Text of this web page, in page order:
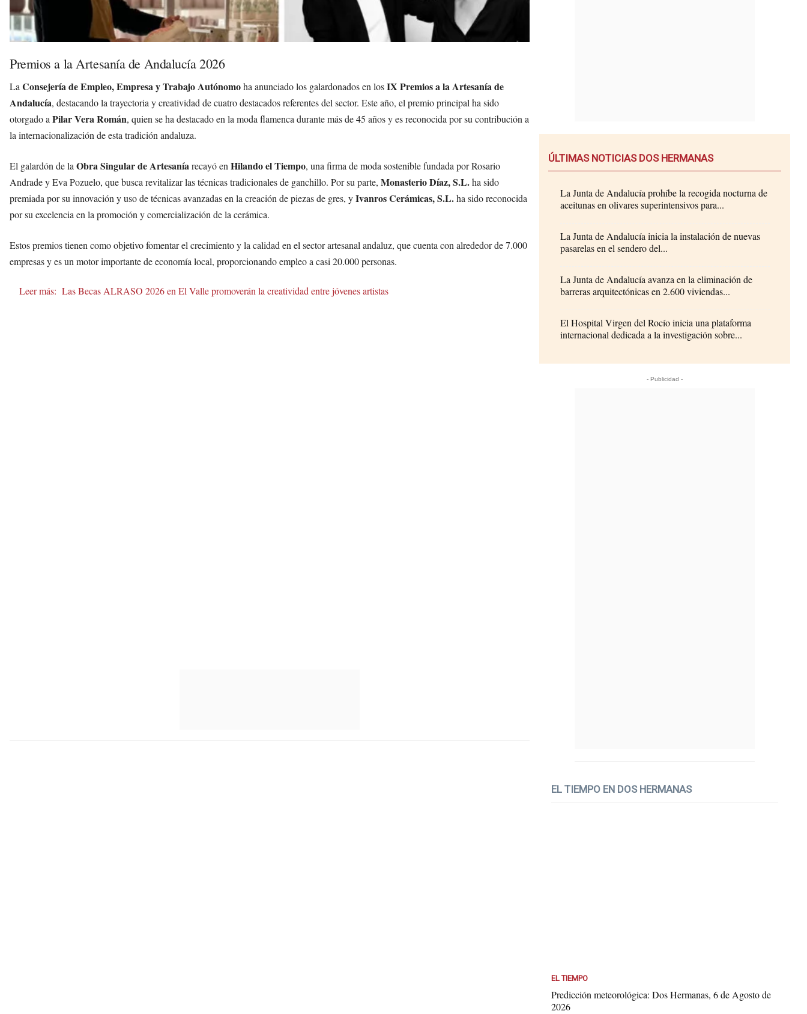
Premios a la Artesanía de Andalucía 2026
LaConsejería de Empleo, Empresa y Trabajo Autónomoha anunciado los galardonados en losIX Premios a la Artesanía de
Andalucía, destacando la trayectoria y creatividad de cuatro destacados referentes del sector. Este año, el premio principal ha sido
otorgado aPilar Vera Román, quien se ha destacado en la moda flamenca durante más de 45 años y es reconocida por su contribución a
la internacionalización de esta tradición andaluza.
El galardón de laObra Singular de Artesaníarecayó enHilando el Tiempo, una firma de moda sostenible fundada por Rosario
Andrade y Eva Pozuelo, que busca revitalizar las técnicas tradicionales de ganchillo. Por su parte, Monasterio Díaz, S.L.ha sido
premiada por su innovación y uso de técnicas avanzadas en la creación de piezas de gres, yIvanros Cerámicas, S.L.ha sido reconocida
por su excelencia en la promoción y comercialización de la cerámica.
Estos premios tienen como objetivo fomentar el crecimiento y la calidad en el sector artesanal andaluz, que cuenta con alrededor de 7.000
empresas y es un motor importante de economía local, proporcionando empleo a casi 20.000 personas.
Leer más: Las Becas ALRASO 2026 en El Valle promoverán la creatividad entre jóvenes artistas
ÚLTIMAS NOTICIAS DOS HERMANAS
La Junta de Andalucía prohíbe la recogida nocturna de
aceitunas en olivares superintensivos para...
La Junta de Andalucía inicia la instalación de nuevas
pasarelas en el sendero del...
La Junta de Andalucía avanza en la eliminación de
barreras arquitectónicas en 2.600 viviendas...
El Hospital Virgen del Rocío inicia una plataforma
internacional dedicada a la investigación sobre...
- Publicidad -
EL TIEMPO EN DOS HERMANAS
EL TIEMPO
Predicción meteorológica: Dos Hermanas, 6 de Agosto de
2026